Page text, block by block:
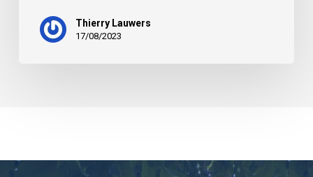
Thierry Lauwers
17/08/2023